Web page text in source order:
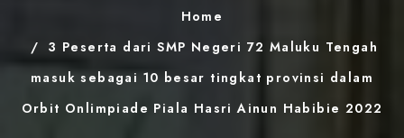
Home
3 Peserta dari SMP Negeri 72 Maluku Tengah
masuk sebagai 10 besar tingkat provinsi dalam
Orbit Onlimpiade Piala Hasri Ainun Habibie 2022